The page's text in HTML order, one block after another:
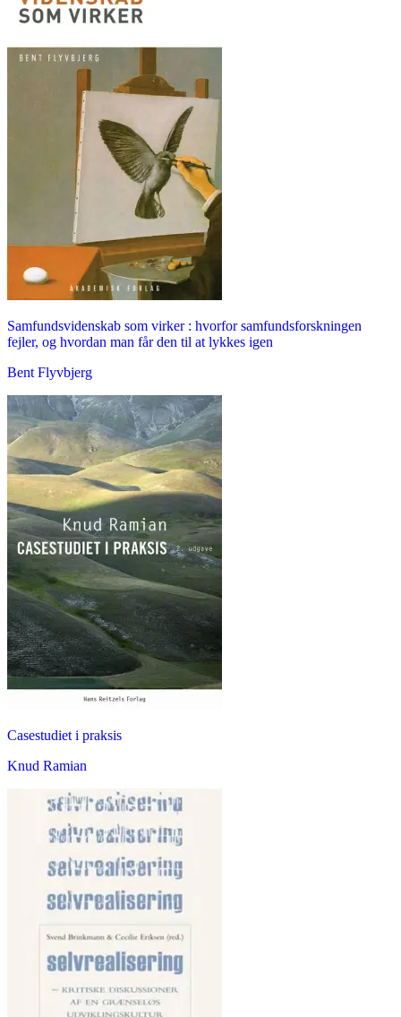
Samfundsvidenskab som virker : hvorfor samfundsforskningen
fejler, og hvordan man får den til at lykkes igen
Bent Flyvbjerg
Casestudiet i praksis
Knud Ramian